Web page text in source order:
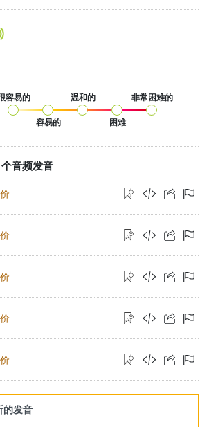
容易的
容易的
温和的
困难
非常困难的
音频发音
的发音